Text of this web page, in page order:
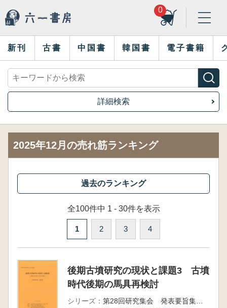
0
新刊 古書 中国書 韓国書 電子書籍
詳細検索
2025年12月の売れ筋ランキング
全100件中 1 - 30件を表示
1 2 3 4
後期古墳研究の現状と課題3 古墳
時代後期の馬具再検討
シリーズ：
第28回研究集会 発表要旨集・資料集